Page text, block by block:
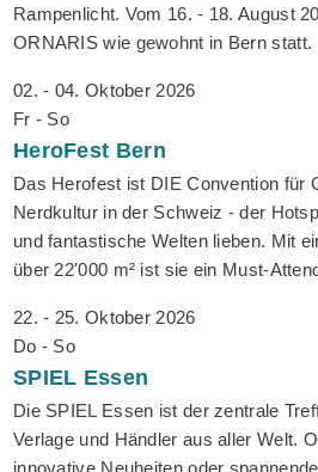
Rampenlicht. Vom 16. - 18. August
ORNARIS wie gewohnt in Bern statt.
02. - 04. Oktober 2026
Fr - So
HeroFest Bern
Das Herofest ist DIE Convention für
Nerdkultur in der Schweiz - der
und fantastische Welten lieben. Mit
über 22'000 m² ist sie ein Must-
22. - 25. Oktober 2026
Do - So
SPIEL Essen
Die SPIEL Essen ist der zentrale
Verlage und Händler aus aller Welt.